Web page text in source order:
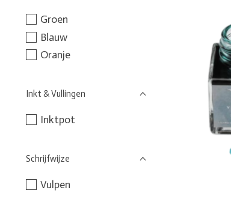
Groen
Blauw
Oranje
Inkt & Vullingen
Inktpot
Schrijfwijze
Vulpen